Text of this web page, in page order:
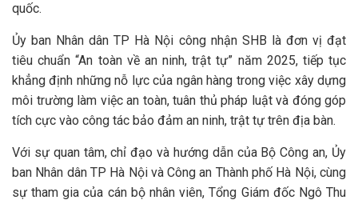
quốc.
Ủy ban Nhân dân TP Hà Nội công nhận SHB là đơn vị đạt
tiêu chuẩn “An toàn về an ninh, trật tự” năm 2025, tiếp tục
khẳng định những nỗ lực của ngân hàng trong việc xây dựng
môi trường làm việc an toàn, tuân thủ pháp luật và đóng góp
tích cực vào công tác bảo đảm an ninh, trật tự trên địa bàn.
Với sự quan tâm, chỉ đạo và hướng dẫn của Bộ Công an, Ủy
ban Nhân dân TP Hà Nội và Công an Thành phố Hà Nội, cùng
sự tham gia của cán bộ nhân viên, Tổng Giám đốc Ngô Thu